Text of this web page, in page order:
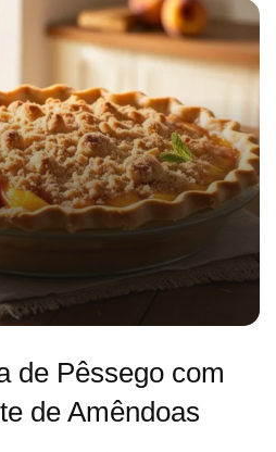
de Pêssego com
de Amêndoas